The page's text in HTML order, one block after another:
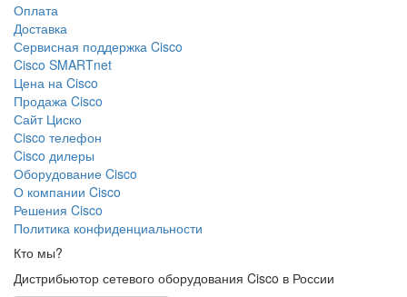
Оплата
Доставка
Сервисная поддержка Cisco
Cisco SMARTnet
Цена на Cisco
Продажа Cisco
Сайт Циско
Сisco телефон
Cisco дилеры
Оборудование Cisco
О компании Cisco
Решения Cisco
Политика конфиденциальности
Кто мы?
Дистрибьютор сетевого оборудования Cisco в России